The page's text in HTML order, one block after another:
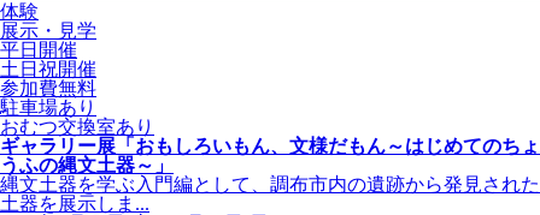
体験
展示・見学
平日開催
土日祝開催
参加費無料
駐車場あり
おむつ交換室あり
ギャラリー展「おもしろいもん、文様だもん～はじめてのちょ
うふの縄文土器～」
縄文土器を学ぶ入門編として、調布市内の遺跡から発見された
土器を展示しま...